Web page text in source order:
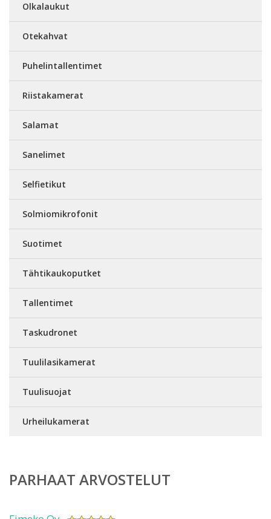
Olkalaukut
Otekahvat
Puhelintallentimet
Riistakamerat
Salamat
Sanelimet
Selfietikut
Solmiomikrofonit
Suotimet
Tähtikaukoputket
Tallentimet
Taskudronet
Tuulilasikamerat
Tuulisuojat
Urheilukamerat
PARHAAT ARVOSTELUT